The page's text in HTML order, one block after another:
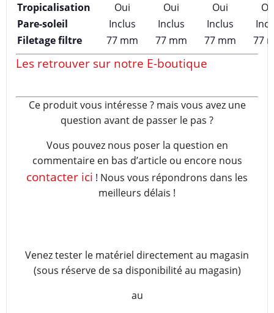
Tropicalisation
Oui Oui Oui
Pare-soleil
Inclus Inclus Inclus
Filetage filtre
77 mm 77 mm 77 mm 77
Les retrouver sur notre E-boutique
Ce produit vous intéresse ? mais vous avez une
question avant de passer le pas ?
Vous pouvez nous poser la question en
commentaire en bas d’article ou encore nous
contacter ici ! Nous vous répondrons dans les
meilleurs délais !
Venez tester le matériel directement au magasin
(sous réserve de sa disponibilité au magasin)
au